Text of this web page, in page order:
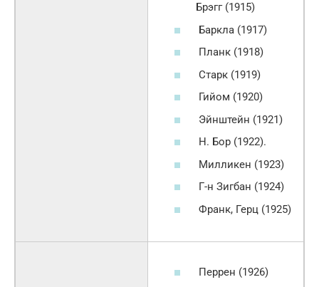
Брэгг (1915)
Баркла (1917)
Планк (1918)
Старк (1919)
Гийом (1920)
Эйнштейн (1921)
Н. Бор (1922).
Милликен (1923)
Г-н Зигбан (1924)
Франк, Герц (1925)
Перрен (1926)